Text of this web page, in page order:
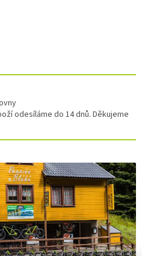
odesíláme do 14 dnů. Děkujeme